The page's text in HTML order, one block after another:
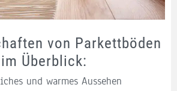
von Parkettböden
im Überblick:
und warmes Aussehen